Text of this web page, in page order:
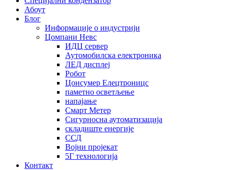
Абоут
Блог
Информације о индустрији
Цомпани Невс
ИДЦ сервер
Аутомобилска електроника
ЛЕД дисплеј
Робот
Цонсумер Елецтроницс
паметно осветљење
напајање
Смарт Метер
Сигурносна аутоматизација
складиште енергије
ССД
Војни пројекат
5Г технологија
Контакт